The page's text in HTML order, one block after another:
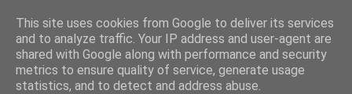
This site uses cookies from Google to deliver its services
and to analyze traffic. Your IP address and user-agent are
shared with Google along with performance and security
metrics to ensure quality of service, generate usage
statistics, and to detect and address abuse.